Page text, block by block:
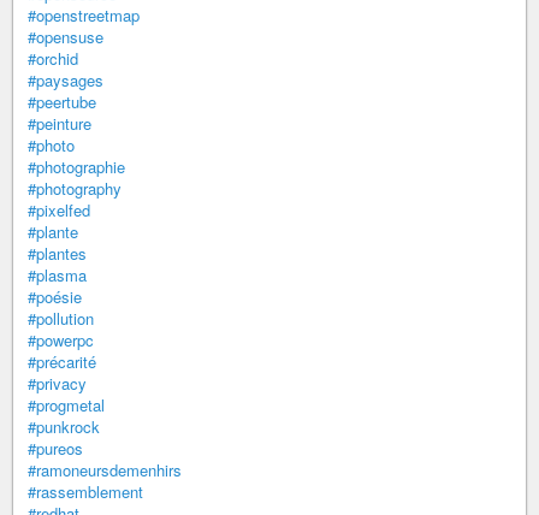
#openstreetmap
#opensuse
#orchid
#paysages
#peertube
#peinture
#photo
#photographie
#photography
#pixelfed
#plante
#plantes
#plasma
#poésie
#pollution
#powerpc
#précarité
#privacy
#progmetal
#punkrock
#pureos
#ramoneursdemenhirs
#rassemblement